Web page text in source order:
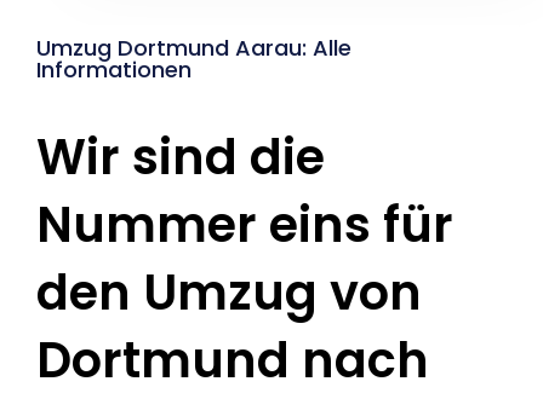
Umzug Dortmund Aarau: Alle
Informationen
Wir sind die
Nummer eins für
den Umzug von
Dortmund nach